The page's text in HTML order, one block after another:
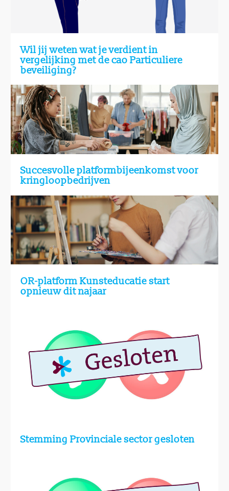
Wil jij weten wat je verdient in
vergelijking met de cao Particuliere
beveiliging?
Succesvolle platformbijeenkomst voor
kringloopbedrijven
OR-platform Kunsteducatie start
opnieuw dit najaar
Stemming Provinciale sector gesloten